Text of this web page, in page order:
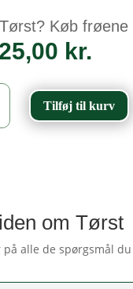
Køb frøene
25,00 kr.
Tilføj til kurv
om Tørst
alle de spørgsmål